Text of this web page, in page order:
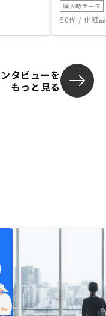
購入時データ
50代 / 化粧
タビューを
もっと見る